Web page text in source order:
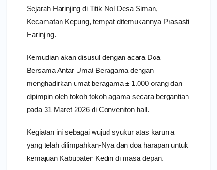
Sejarah Harinjing di Titik Nol Desa Siman,
Kecamatan Kepung, tempat ditemukannya Prasasti
Harinjing.
Kemudian akan disusul dengan acara Doa
Bersama Antar Umat Beragama dengan
menghadirkan umat beragama ± 1.000 orang dan
dipimpin oleh tokoh tokoh agama secara bergantian
pada 31 Maret 2026 di Conveniton hall.
Kegiatan ini sebagai wujud syukur atas karunia
yang telah dilimpahkan-Nya dan doa harapan untuk
kemajuan Kabupaten Kediri di masa depan.